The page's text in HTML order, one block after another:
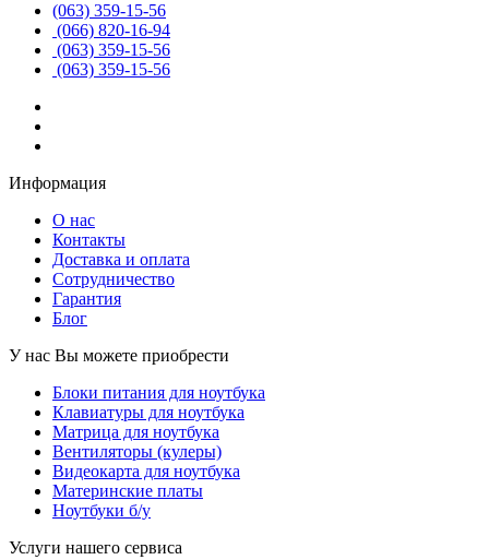
(063) 359-15-56
(066) 820-16-94
(063) 359-15-56
(063) 359-15-56
Информация
О нас
Контакты
Доставка и оплата
Сотрудничество
Гарантия
Блог
У нас Вы можете приобрести
Блоки питания для ноутбука
Клавиатуры для ноутбука
Матрица для ноутбука
Вентиляторы (кулеры)
Видеокарта для ноутбука
Материнские платы
Ноутбуки б/у
Услуги нашего сервиса